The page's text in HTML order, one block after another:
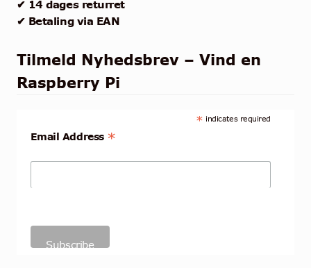
✔ 14 dages returret
✔ Betaling via EAN
Tilmeld Nyhedsbrev – Vind en
Raspberry Pi
* indicates required
Email Address *